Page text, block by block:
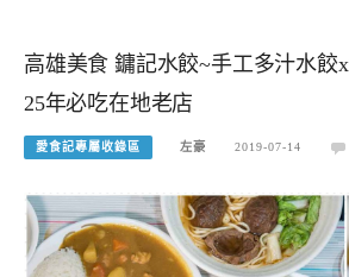
高雄美食 鏞記水餃~手工多汁水餃
25年必吃在地老店
愛食記專屬收錄區 左豪 2019-07-14